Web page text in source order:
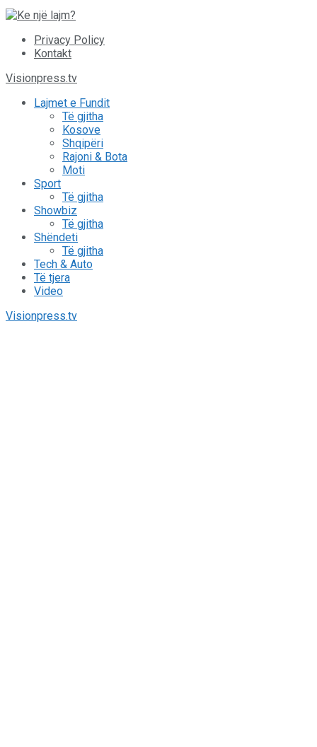
Privacy Policy
Kontakt
Visionpress.tv
Lajmet e Fundit
Të gjitha
Kosove
Shqipëri
Rajoni & Bota
Moti
Sport
Të gjitha
Showbiz
Të gjitha
Shëndeti
Të gjitha
Tech & Auto
Të tjera
Video
Visionpress.tv